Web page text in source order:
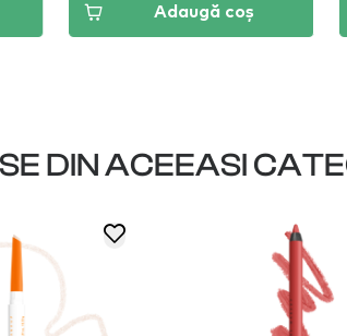
coș Adaugă coș
DIN ACEEASI